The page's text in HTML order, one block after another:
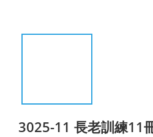
3025-11 長老訓練11